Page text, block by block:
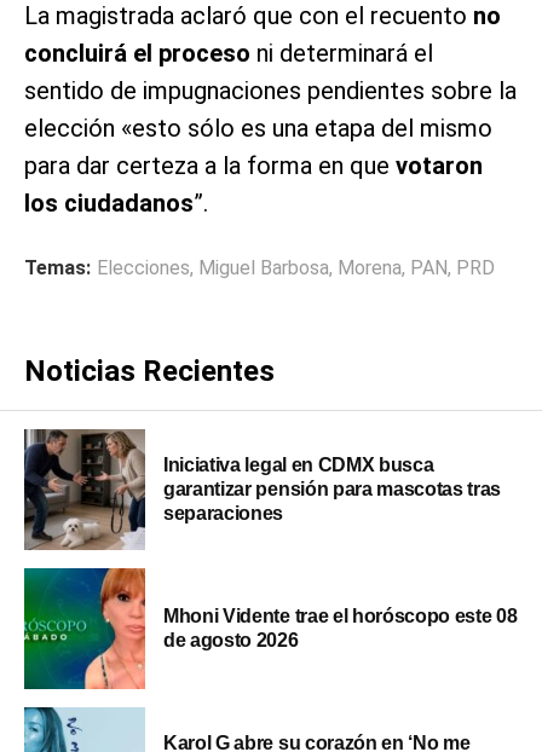
La magistrada aclaró que con el recuento no
concluirá el proceso ni determinará el
sentido de impugnaciones pendientes sobre la
elección «esto sólo es una etapa del mismo
para dar certeza a la forma en que votaron
los ciudadanos”.
Temas: Elecciones, Miguel Barbosa, Morena, PAN, PRD
Noticias Recientes
Iniciativa legal en CDMX busca
garantizar pensión para mascotas tras
separaciones
Mhoni Vidente trae el horóscopo este 08
de agosto 2026
Karol G abre su corazón en ‘No me